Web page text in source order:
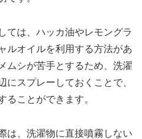
ては、ハッカ油やレモングラ
ルオイルを利用する方法があ
ムシが苦手とするため、洗濯
にスプレーしておくことで、
ることができます。
は、洗濯物に直接噴霧しない